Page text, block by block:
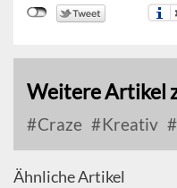
Weitere Artikel
Craze Kreativ
Ähnliche Artikel